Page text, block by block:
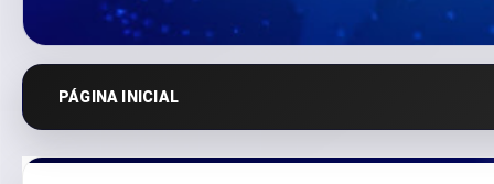
PÁGINA INICIAL